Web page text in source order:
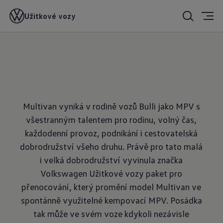
Užitkové vozy
16. 05. 2024
Multivan vyniká v rodině vozů Bulli jako MPV s
všestranným talentem pro rodinu, volný čas,
každodenní provoz, podnikání i cestovatelská
dobrodružství všeho druhu. Právě pro tato malá
i velká dobrodružství vyvinula značka
Volkswagen Užitkové vozy paket pro
přenocování, který promění model Multivan ve
spontánně využitelné kempovací MPV. Posádka
tak může ve svém voze kdykoli nezávisle